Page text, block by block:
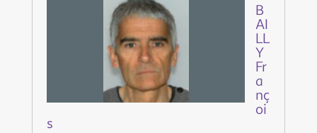
B
AI
LL
Y
Fr
a
nç
oi
s